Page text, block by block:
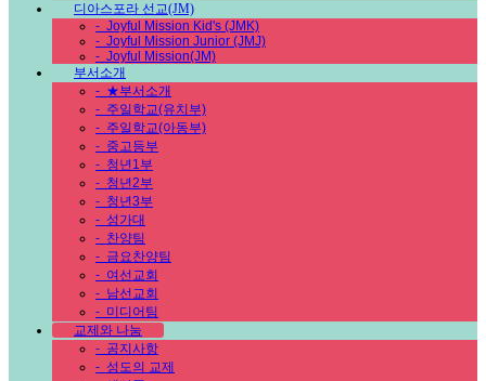
디아스포라 선교(JM)
- Joyful Mission Kid's (JMK)
- Joyful Mission Junior (JMJ)
- Joyful Mission(JM)
부서소개
- ★부서소개
- 주일학교(유치부)
- 주일학교(아동부)
- 중고등부
- 청년1부
- 청년2부
- 청년3부
- 성가대
- 찬양팀
- 금요찬양팀
- 여선교회
- 남선교회
- 미디어팀
교제와 나눔
- 공지사항
- 성도의 교제